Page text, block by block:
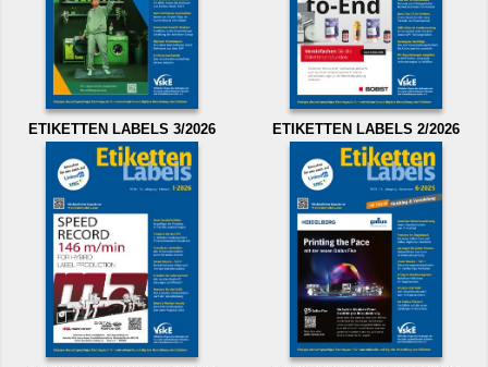
ETIKETTEN LABELS 3/2026 ETIKETTEN LABELS 2/2026